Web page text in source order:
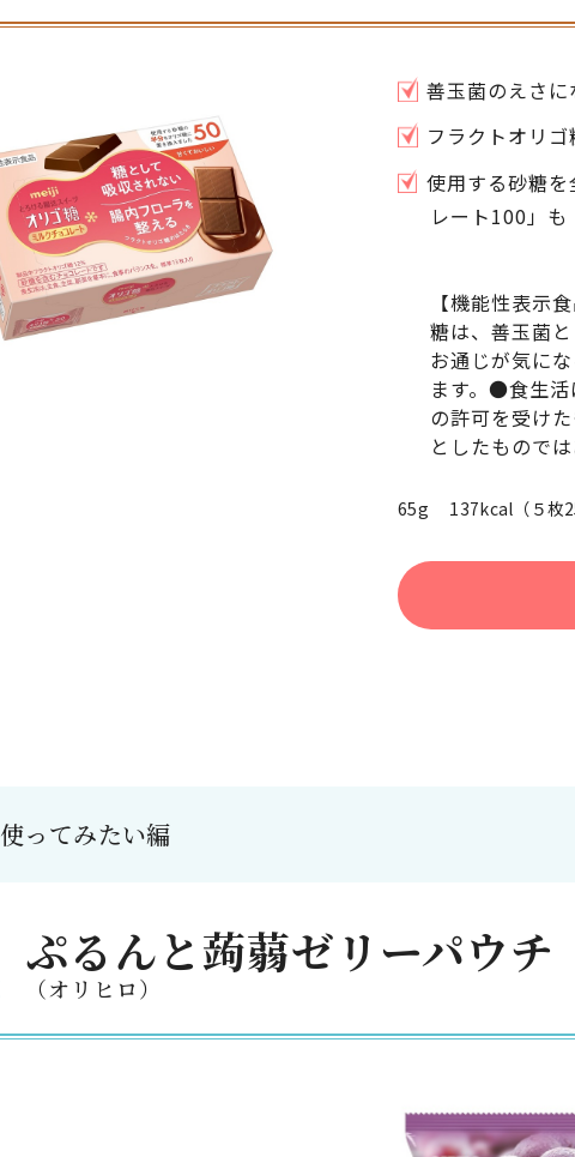
善玉菌のえさ
フラクトオリ
使用する砂糖
レート100」も
【機能性表示
糖は、善玉菌
お通じが気に
ます。●食生
の許可を受け
としたものでは
65g 137kcal（５枚
使ってみたい編
ぷるんと蒟蒻ゼリーパウ
（オリヒロ）